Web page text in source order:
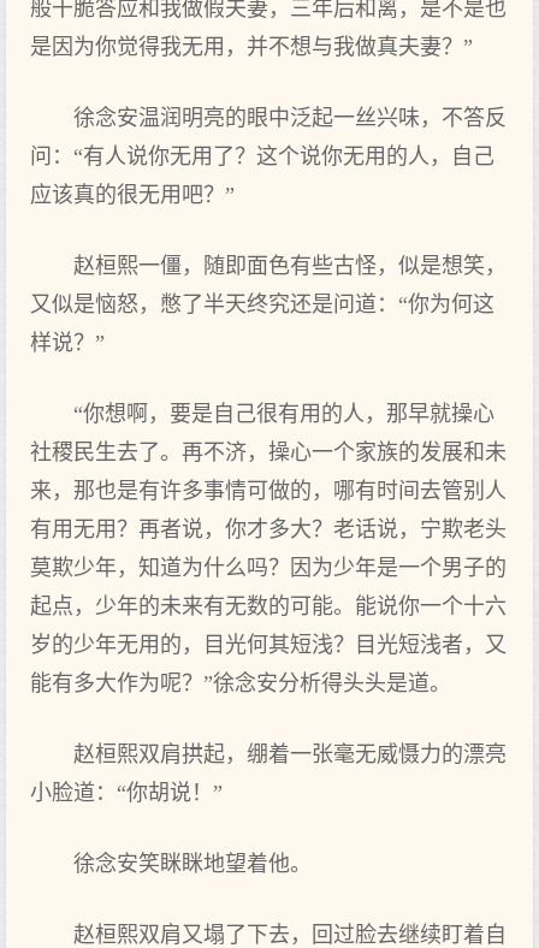
般干脆答应和我做假夫妻，三年后和离，是不是也
是因为你觉得我无用，并不想与我做真夫妻？”
徐念安温润明亮的眼中泛起一丝兴味，不答反
问：“有人说你无用了？这个说你无用的人，自己
应该真的很无用吧？”
赵桓熙一僵，随即面色有些古怪，似是想笑，
又似是恼怒，憋了半天终究还是问道：“你为何这
样说？”
“你想啊，要是自己很有用的人，那早就操心
社稷民生去了。再不济，操心一个家族的发展和未
来，那也是有许多事情可做的，哪有时间去管别人
有用无用？再者说，你才多大？老话说，宁欺老头
莫欺少年，知道为什么吗？因为少年是一个男子的
起点，少年的未来有无数的可能。能说你一个十六
岁的少年无用的，目光何其短浅？目光短浅者，又
能有多大作为呢？”徐念安分析得头头是道。
赵桓熙双肩拱起，绷着一张毫无威慑力的漂亮
小脸道：“你胡说！”
徐念安笑眯眯地望着他。
赵桓熙双肩又塌了下去，回过脸去继续盯着自